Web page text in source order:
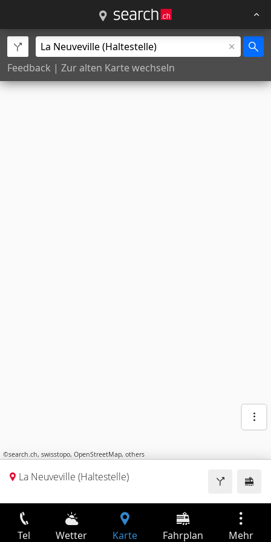
Feedback | Zur alten Karte wechseln
©search.ch, swisstopo, OpenStreetMap, others
La Neuveville (Haltestelle)
Tel Wetter Karte Fahrplan Mehr